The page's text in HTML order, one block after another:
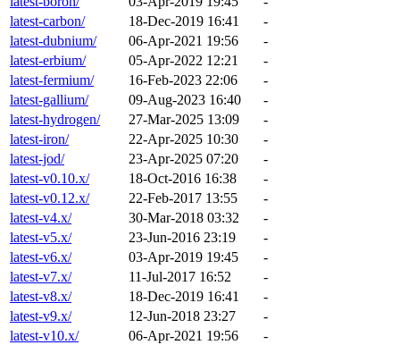
latest-carbon/
18-Dec-2019 16:41
-
latest-dubnium/
06-Apr-2021 19:56
-
latest-erbium/
05-Apr-2022 12:21
-
latest-fermium/
16-Feb-2023 22:06
-
latest-gallium/
09-Aug-2023 16:40
-
latest-hydrogen/
27-Mar-2025 13:09
-
latest-iron/
22-Apr-2025 10:30
-
latest-jod/
23-Apr-2025 07:20
-
latest-v0.10.x/
18-Oct-2016 16:38
-
latest-v0.12.x/
22-Feb-2017 13:55
-
latest-v4.x/
30-Mar-2018 03:32
-
latest-v5.x/
23-Jun-2016 23:19
-
latest-v6.x/
03-Apr-2019 19:45
-
latest-v7.x/
11-Jul-2017 16:52
-
latest-v8.x/
18-Dec-2019 16:41
-
latest-v9.x/
12-Jun-2018 23:27
-
latest-v10.x/
06-Apr-2021 19:56
-